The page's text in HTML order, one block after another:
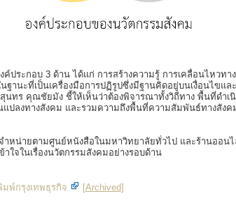
ประกอบ 3 ด้าน ได้แก่ การสร้างความรู้ การเคลื่อนไหวทา
นฐานะที่เป็นเครื่องมือการปฏิรูปซึ่งมีฐานคิดอยู่บนเงื่อนไข
นทร คุณชัยมัง ชี้ให้เห็นว่าต้องพิจารณาทั้งวิถีทาง พื้นที่ดำเ
แปลงทางสังคม และรวมความถึงพื้นที่ความสัมพันธ์ทางสัง
หน่ายตามศูนย์หนังสือในมหาวิทยาลัยทั่วไป และร้านออน
ใจในเรื่องนวัตกรรมสังคมอย่างรอบด้าน
พ์กรุงเทพธุรกิจ [Archived]